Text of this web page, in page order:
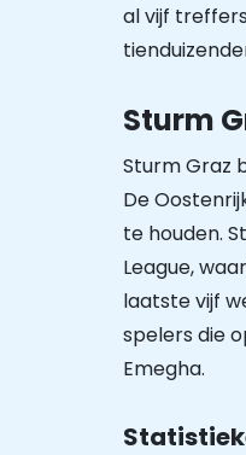
al vijf
Sturm
Sturm Graz
De
te houden.
League,
laatste vijf
spelers die
Emegha.